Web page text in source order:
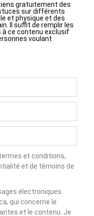
gratuitement des
sur différents
et physique et des
Il suffit de remplir les
à ce contenu exclusif
voulant
et conditions,
et de témoins de
électroniques
qui concerne le
et le contenu. Je